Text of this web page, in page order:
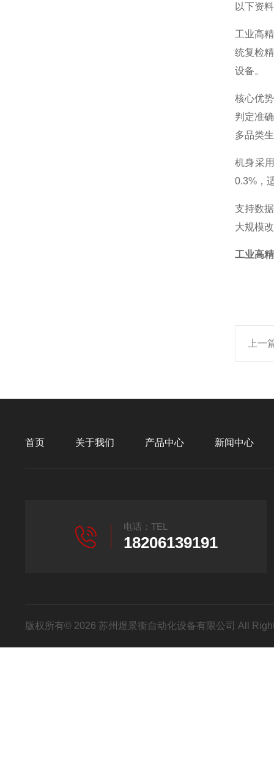
以下资
工业高
统复检
设备。
核心优
判定准
多品类
机身采
0.3%，
支持数
大规模
工业高
上一
首页 关于我们 产品中心 新闻中心
电话：TEL
18206139191
版权所有© 2026 苏州煜景衡自动化设备有限公司 All